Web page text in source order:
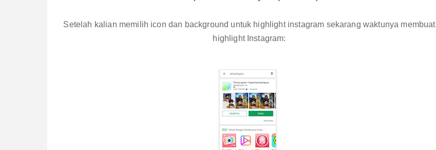
Setelah kalian memilih icon dan background untuk highlight instagram sekarang waktunya membuat
highlight Instagram: